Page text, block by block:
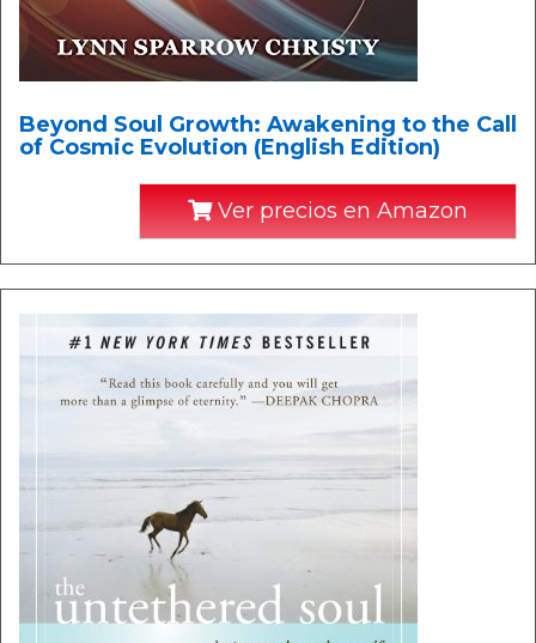
Beyond Soul Growth: Awakening to the Call
of Cosmic Evolution (English Edition)
Ver precios en Amazon